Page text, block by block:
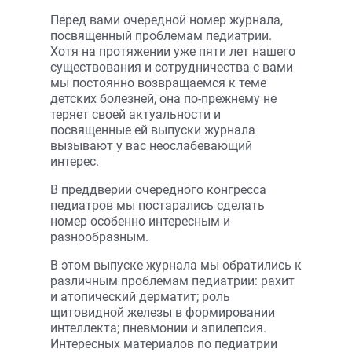
Перед вами очередной номер журнала,
посвященный проблемам педиатрии.
Хотя на протяжении уже пяти лет нашего
существования и сотрудничества с вами
мы постоянно возвращаемся к теме
детских болезней, она по-прежнему не
теряет своей актуальности и
посвященные ей выпуски журнала
вызывают у вас неослабевающий
интерес.
В преддверии очередного конгресса
педиатров мы постарались сделать
номер особенно интересным и
разнообразным.
В этом выпуске журнала мы обратились к
различным проблемам педиатрии: рахит
и атопический дерматит; роль
щитовидной железы в формировании
интеллекта; пневмонии и эпилепсия.
Интересных материалов по педиатрии